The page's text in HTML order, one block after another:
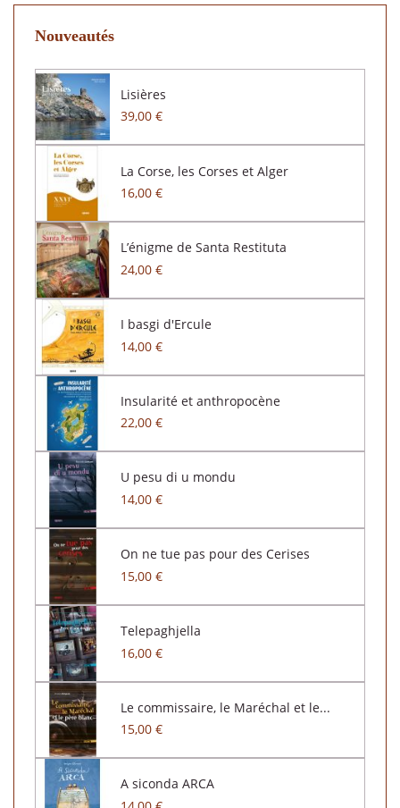
Nouveautés
Lisières
39,00 €
La Corse, les Corses et Alger
16,00 €
L’énigme de Santa Restituta
24,00 €
I basgi d'Ercule
14,00 €
Insularité et anthropocène
22,00 €
U pesu di u mondu
14,00 €
On ne tue pas pour des Cerises
15,00 €
Telepaghjella
16,00 €
Le commissaire, le Maréchal et le...
15,00 €
A siconda ARCA